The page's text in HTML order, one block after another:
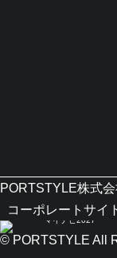
PORTSTYLE株式
コーポレートサイ
© PORTSTYLE All